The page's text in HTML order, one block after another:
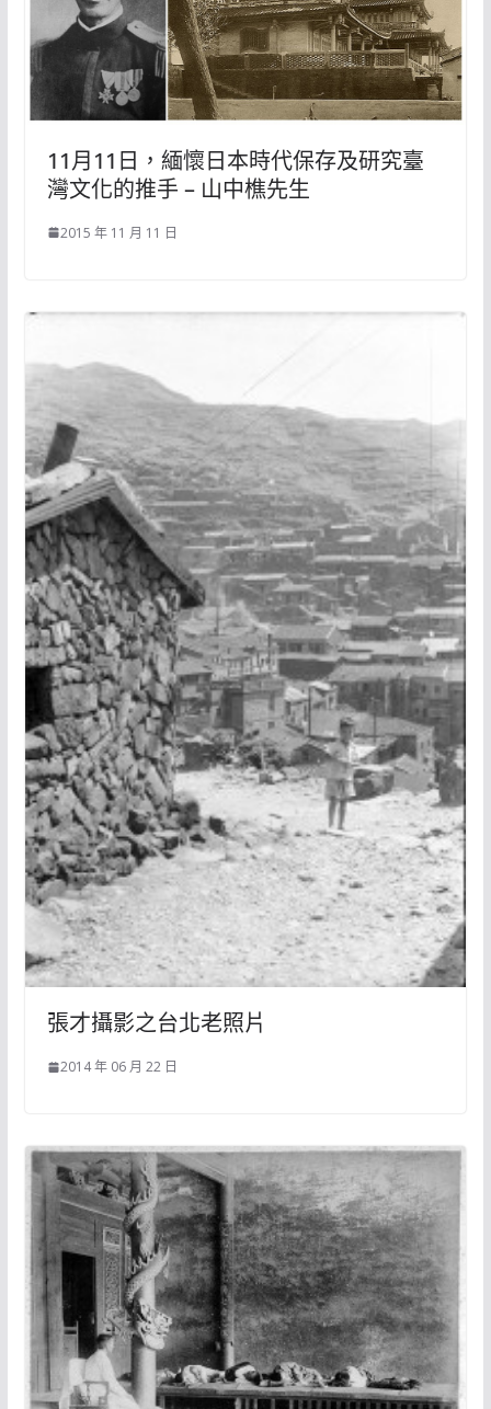
11月11日，緬懷日本時代保存及研究臺
灣文化的推手 – 山中樵先生
2015 年 11 月 11 日
張才攝影之台北老照片
2014 年 06 月 22 日